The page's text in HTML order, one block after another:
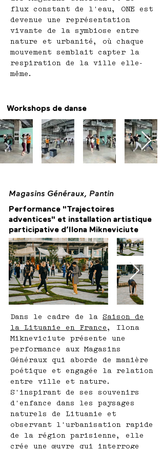
flux constant de l'eau, ONE est
devenue une représentation
vivante de la symbiose entre
nature et urbanité, où chaque
mouvement semblait capter la
respiration de la ville elle-
même.
Workshops de danse
Magasins Généraux, Pantin
Performance "Trajectoires
adventices" et installation artistique
participative d’Ilona Mikneviciute
Dans le cadre de la Saison de
la Lituanie en France , Ilona
Mikneviciute présente une
performance aux Magasins
Généraux qui aborde de manière
poétique et engagée la relation
entre ville et nature.
S'inspirant de ses souvenirs
d'enfance dans les paysages
naturels de Lituanie et
observant l'urbanisation rapide
de la région parisienne, elle
crée une œuvre qui interroge